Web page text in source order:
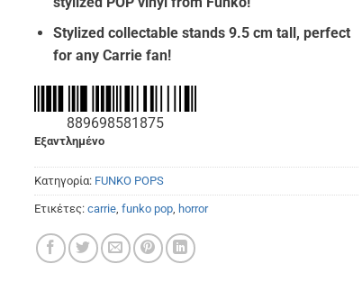
€16.90.είναι:
€15.50.
Stylized collectable stands 9.5 cm tall, perfect
for any Carrie fan!
889698581875
Εξαντλημένο
Κατηγορία: FUNKO POPS
Ετικέτες: carrie funko pop horror